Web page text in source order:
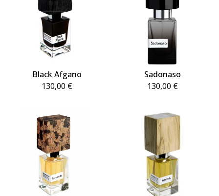
Black Afgano
130,00 €
Sadonaso
130,00 €